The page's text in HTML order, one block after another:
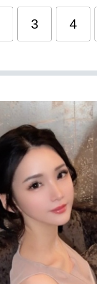
3 4